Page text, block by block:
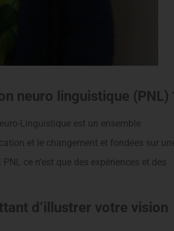
neuro linguistique (PNL)
Linguistique est un ensemble
et le changement et fondées sur
ce n’est que des expériences et des
d’illustrer votre vision